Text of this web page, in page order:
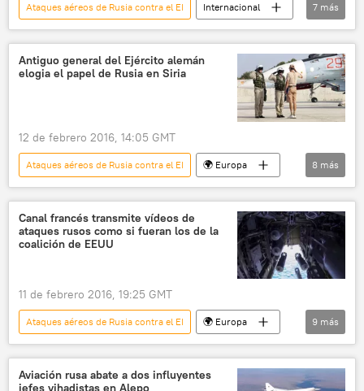
Ataques aéreos de Rusia contra el EI
Internacional
🌍 Oriente Medio
Siria
Vladímir Putin
Dmitri Medvédev
presencia militar
Rusia noticias
7 más
Antiguo general del Ejército alemán
elogia el papel de Rusia en Siria
12 de febrero 2016, 14:05 GMT
Ataques aéreos de Rusia contra el EI
🌍 Europa
Defensa
Internacional
🌍 Oriente Medio
Rusia
Alemania
Harald Kujat noticias
8 más
Canal francés transmite vídeos de
ataques rusos como si fueran los de la
coalición de EEUU
11 de febrero 2016, 19:25 GMT
Ataques aéreos de Rusia contra el EI
🌍 Europa
Internacional
🌍 Oriente Medio
Rusia
Francia
9 más
Aviación rusa abate a dos influyentes
jefes yihadistas en Alepo